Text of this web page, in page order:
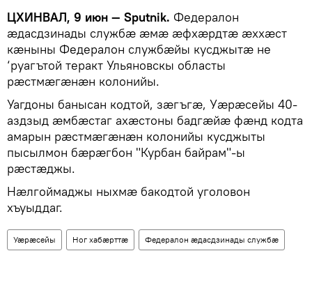
ЦХИНВАЛ, 9 июн — Sputnik. Федералон
æдасдзинады службæ æмæ æфхæрдтæ æххæст
кæныны Федералон службæйы кусджытæ не
‘руагътой теракт Ульяновскы областы
рæстмæгæнæн колонийы.
Уагдоны банысан кодтой, зæгъгæ, Уæрæсейы 40-
аздзыд æмбæстаг ахæстоны бадгæйæ фæнд кодта
амарын рæстмæгæнæн колонийы кусджыты
пысылмон бæрæгбон "Курбан байрам"-ы
рæстæджы.
Нæлгоймаджы ныхмæ бакодтой уголовон
хъуыддаг.
Уӕрӕсейы Ног хабӕрттӕ Федералон æдасдзинады службæ